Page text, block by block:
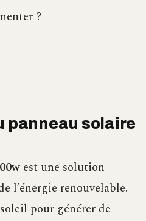
?
panneau solaire
est une solution
l’énergie renouvelable.
pour générer de